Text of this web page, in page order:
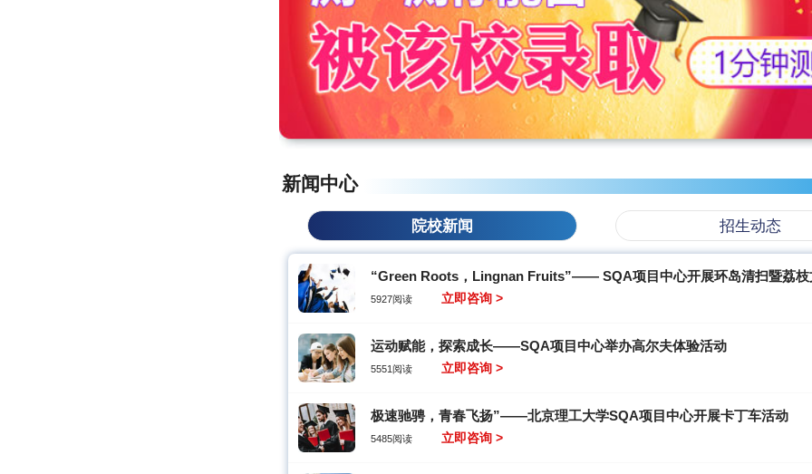
新闻中心
院校新闻 招生动态
“Green Roots，Lingnan Fruits”—— SQA项目中心开展环岛清扫暨荔枝
5927阅读 立即咨询 >
运动赋能，探索成长——SQA项目中心举办高尔夫体验活动
5551阅读 立即咨询 >
极速驰骋，青春飞扬”——北京理工大学SQA项目中心开展卡丁车活动
5485阅读 立即咨询 >